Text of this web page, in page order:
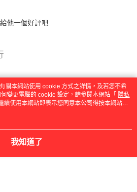
他一個好評吧
關本網站使用 cookie 方式之詳情，及若您不希
變更電腦的 cookie 設定，請參閱本網站「 隱私
續使用本網站即表示您同意本公司得按本網站使
。
我知道了